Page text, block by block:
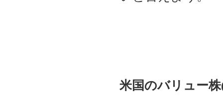
米国のバリュー